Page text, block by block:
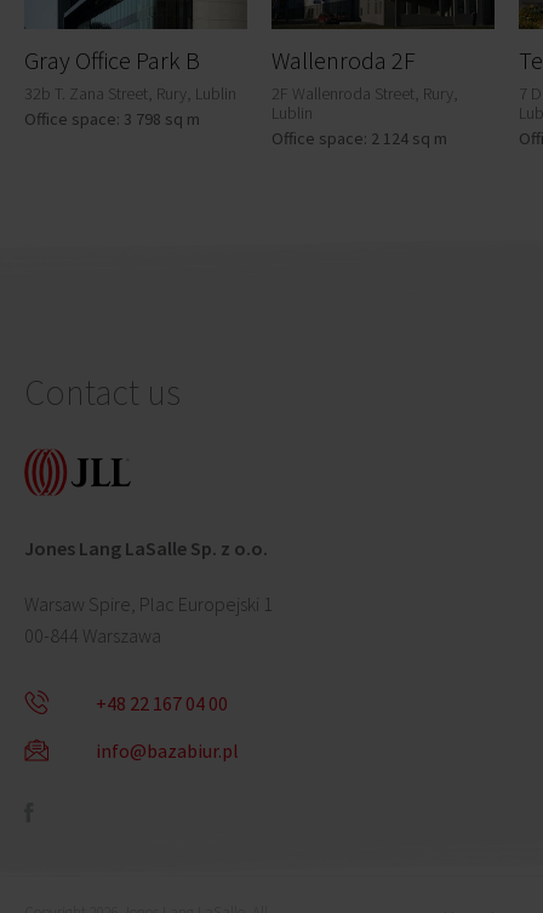
Gray Office Park B
32b T. Zana Street, Rury, Lublin
Office space: 3 798 sq m
Wallenroda 2F
2F Wallenroda Street, Rury,
Lublin
Office space: 2 124 sq m
7
Contact us
Jones Lang LaSalle Sp. z o.o.
Warsaw Spire, Plac Europejski 1
00-844 Warszawa
+48 22 167 04 00
info@bazabiur.pl